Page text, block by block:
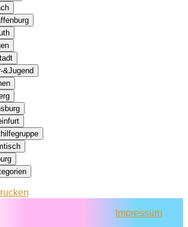
&Jugend
Impressum